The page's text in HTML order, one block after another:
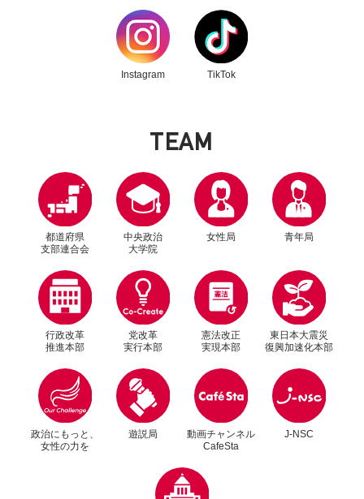
Instagram
別ウィンドウリンク
TikTok
別ウィンドウリンク
TEAM
都道府県
支部連合会
中央政治
大学院
女性局 青年局
行政改革
推進本部
党改革
実行本部
憲法改正
実現本部
東日本大震災
復興加速化本部
政治にもっと、
女性の力を
別ウィンドウリンク
遊説局
別ウィンドウリンク
動画チャンネル
CafeSta
J-NSC
別ウィンドウリンク